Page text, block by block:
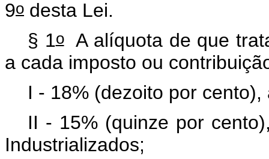
9o desta Lei.
§ 1oA alíquota de que
a cada imposto ou
I - 18% (dezoito por
II - 15% (quinze por
Industrializados;